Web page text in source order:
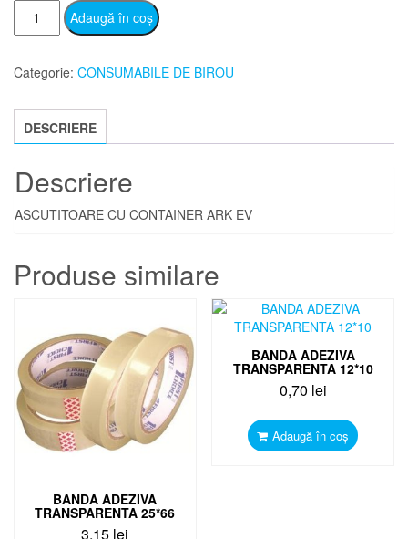
Cantitate
ASCUTITOARE
CONTAINER
EV
Adaugă în coș
Categorie: CONSUMABILE DE BIROU
DESCRIERE
Descriere
ASCUTITOARE CU CONTAINER ARK EV
Produse similare
BANDA ADEZIVA
TRANSPARENTA 25*66
3,15 lei
BANDA ADEZIVA
TRANSPARENTA 12*10
0,70 lei
Adaugă în coș